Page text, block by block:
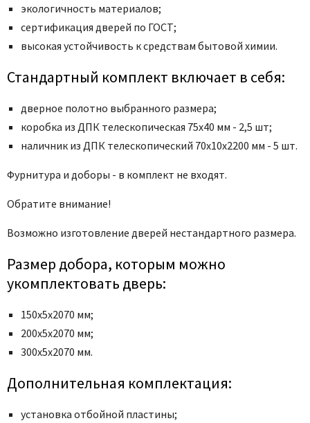
экологичность материалов;
сертификация дверей по ГОСТ;
высокая устойчивость к средствам бытовой химии.
Стандартный комплект включает в себя:
дверное полотно выбранного размера;
коробка из ДПК телескопическая 75х40 мм - 2,5 шт;
наличник из ДПК телескопический 70x10x2200 мм - 5 шт.
Фурнитура и доборы - в комплект не входят.
Обратите внимание!
Возможно изготовление дверей нестандартного размера.
Размер добора, которым можно
укомплектовать дверь:
150х5х2070 мм;
200х5х2070 мм;
300х5х2070 мм.
Дополнительная комплектация:
установка отбойной пластины;